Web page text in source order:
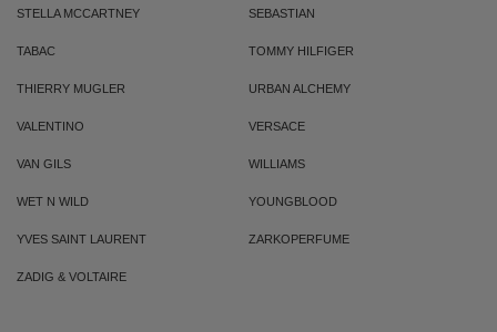
STELLA MCCARTNEY SEBASTIAN
TABAC TOMMY HILFIGER
THIERRY MUGLER URBAN ALCHEMY
VALENTINO VERSACE
VAN GILS WILLIAMS
WET N WILD YOUNGBLOOD
YVES SAINT LAURENT ZARKOPERFUME
ZADIG & VOLTAIRE